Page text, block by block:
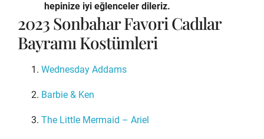
hepinize iyi eğlenceler dileriz.
2023 Sonbahar Favori Cadılar
Bayramı Kostümleri
Wednesday Addams
Barbie & Ken
The Little Mermaid – Ariel